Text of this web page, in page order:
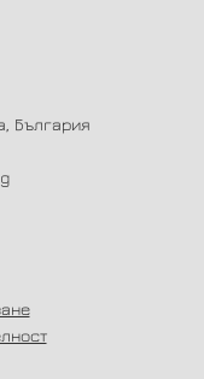
България